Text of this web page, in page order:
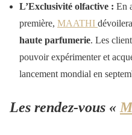
L’Exclusivité olfactive : En
première, MAATHI
haute parfumerie. Les
pouvoir expérimenter et
lancement mondial en
Les rendez-vous «